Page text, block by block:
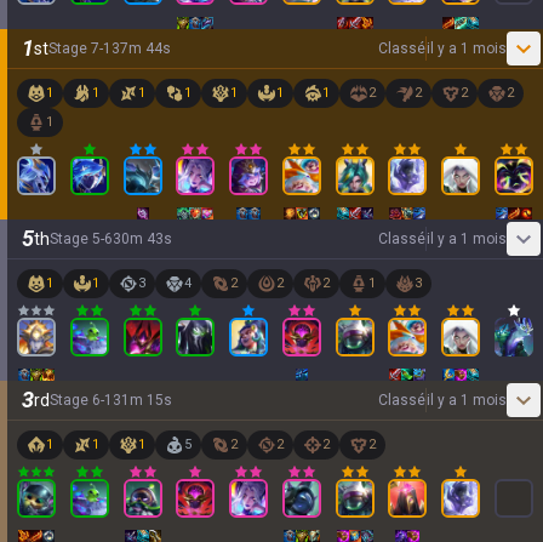
1stStage 7-1 37m 44s Classéil y a 1 mois
1 1 1 1 1 1 1 2 2 2
2
1
5thStage 5-630m 43s Classéil y a 1 mois
1 1 3 4 2 2 2 1 3
3rdStage 6-1 31 m 15s Classéil y a 1 mois
1 1 1 5 2 2 2 2